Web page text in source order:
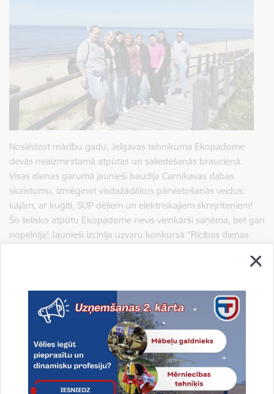
Noslēdzot mācību gadu, Jelgavas tehnikuma Ekopadome
devās neaizmirstamā atpūtas un saliedēšanās braucienā.
Visas dienas garumā jaunieši baudīja Carnikavas dabas
skaistumu, izmēģinot visdažādākos pārvietošanās veidus:
kājām, ar kuģīti, SUP dēļiem un elektriskajiem skrejriteņiem!
Šo lielisko atpūtu Ekopadome nevis vienkārši saņēma, bet gan
nopelnīja! Jaunieši izcīnīja uzvaru konkursā "Rīcības dienas
Ekoskolas titulu tehnikumu nominācijā. Milzīgs paldies Vides
neizmirstamajām emocijām!
Šis gads ir noslēgts uz jaudīgas un zaļas nots. Uz tikšanos
nākamajā mācību gadā ar jaunām idejām!
Paldies pedagogiem Santai Miķelsonei-Bražei, Inārai Plucei
par jauniešu iesaistīšanu Ekoskolu tīklā